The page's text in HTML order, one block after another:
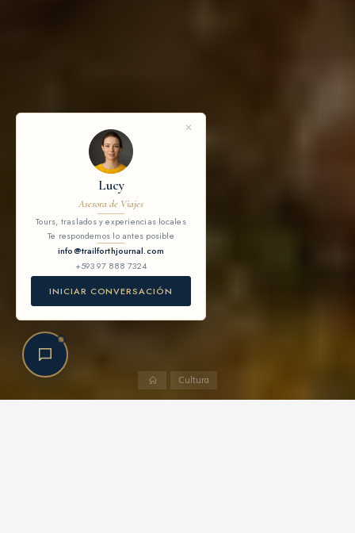
Cultura
✕
Lucy
Asesora de Viajes
Tours, traslados y experiencias locales
Te respondemos lo antes posible
info@trailforthjournal.com
+593 97 888 7324
INICIAR CONVERSACIÓN
Un tour, un traslado, una actividad — cuéntanos qué tienes
en mente.
CONTINUAR